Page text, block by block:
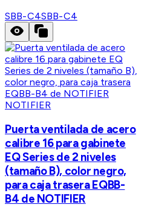
SBB-C4SBB-C4
NOTIFIER
Puerta ventilada de acero
calibre 16 para gabinete
EQ Series de 2 niveles
(tamaño B), color negro,
para caja trasera EQBB-
B4 de NOTIFIER